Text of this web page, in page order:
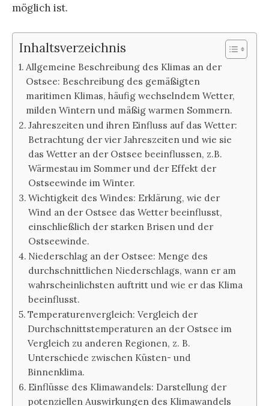
möglich ist.
Inhaltsverzeichnis
Allgemeine Beschreibung des Klimas an der
Ostsee: Beschreibung des gemäßigten
maritimen Klimas, häufig wechselndem Wetter,
milden Wintern und mäßig warmen Sommern.
Jahreszeiten und ihren Einfluss auf das Wetter:
Betrachtung der vier Jahreszeiten und wie sie
das Wetter an der Ostsee beeinflussen, z.B.
Wärmestau im Sommer und der Effekt der
Ostseewinde im Winter.
Wichtigkeit des Windes: Erklärung, wie der
Wind an der Ostsee das Wetter beeinflusst,
einschließlich der starken Brisen und der
Ostseewinde.
Niederschlag an der Ostsee: Menge des
durchschnittlichen Niederschlags, wann er am
wahrscheinlichsten auftritt und wie er das Klima
beeinflusst.
Temperaturenvergleich: Vergleich der
Durchschnittstemperaturen an der Ostsee im
Vergleich zu anderen Regionen, z. B.
Unterschiede zwischen Küsten- und
Binnenklima.
Einflüsse des Klimawandels: Darstellung der
potenziellen Auswirkungen des Klimawandels